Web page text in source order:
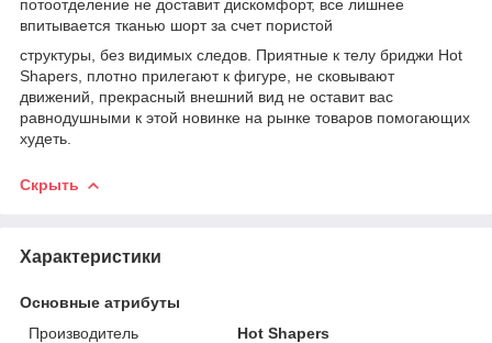
потоотделение не доставит дискомфорт, все лишнее
впитывается тканью шорт за счет пористой
структуры, без видимых следов. Приятные к телу бриджи Hot
Shapers, плотно прилегают к фигуре, не сковывают
движений, прекрасный внешний вид не оставит вас
равнодушными к этой новинке на рынке товаров помогающих
худеть.
Скрыть
Характеристики
Основные атрибуты
Производитель
Hot Shapers